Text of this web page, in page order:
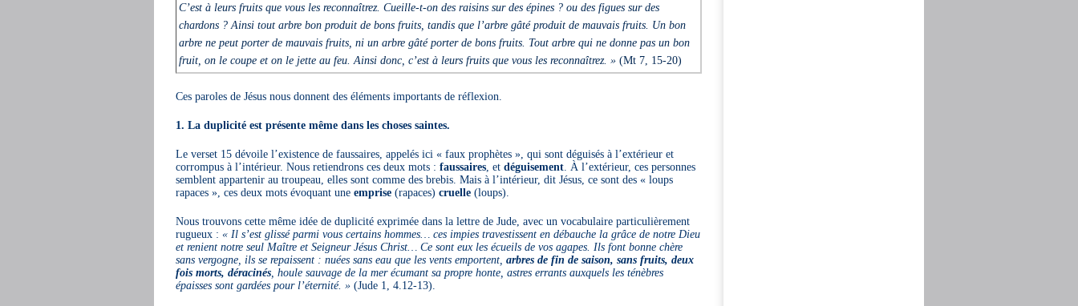
C’est à leurs fruits que vous les reconnaîtrez. Cueille-t-on des raisins sur des épines ? ou des figues sur des
chardons ? Ainsi tout arbre bon produit de bons fruits, tandis que l’arbre gâté produit de mauvais fruits. Un bon
arbre ne peut porter de mauvais fruits, ni un arbre gâté porter de bons fruits. Tout arbre qui ne donne pas un bon
fruit, on le coupe et on le jette au feu. Ainsi donc, c’est à leurs fruits que vous les reconnaîtrez. » (Mt 7, 15-20)
Ces paroles de Jésus nous donnent des éléments importants de réflexion.
1. La duplicité est présente même dans les choses saintes.
Le verset 15 dévoile l’existence de faussaires, appelés ici « faux prophètes », qui sont déguisés à l’extérieur et
corrompus à l’intérieur. Nous retiendrons ces deux mots : faussaires, et déguisement. À l’extérieur, ces personnes
semblent appartenir au troupeau, elles sont comme des brebis. Mais à l’intérieur, dit Jésus, ce sont des « loups
rapaces », ces deux mots évoquant une emprise(rapaces) cruelle(loups).
Nous trouvons cette même idée de duplicité exprimée dans la lettre de Jude, avec un vocabulaire particulièrement
rugueux : « Il s’est glissé parmi vous certains hommes… ces impies travestissent en débauche la grâce de notre Dieu
et renient notre seul Maître et Seigneur Jésus Christ… Ce sont eux les écueils de vos agapes. Ils font bonne chère
sans vergogne, ils se repaissent : nuées sans eau que les vents emportent, arbres de fin de saison, sans fruits, deux
fois morts, déracinés, houle sauvage de la mer écumant sa propre honte, astres errants auxquels les ténèbres
épaisses sont gardées pour l’éternité. »(Jude 1, 4.12-13).